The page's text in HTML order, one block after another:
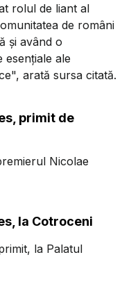
rolul de liant al
de români
şi având o
ale
arată sursa citată.
primit de
Nicolae
la Cotroceni
la Palatul